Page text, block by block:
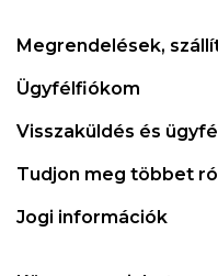
Megrendelések,
Ügyfélfiókom
Visszaküldés és
Tudjon meg többet
Jogi információk